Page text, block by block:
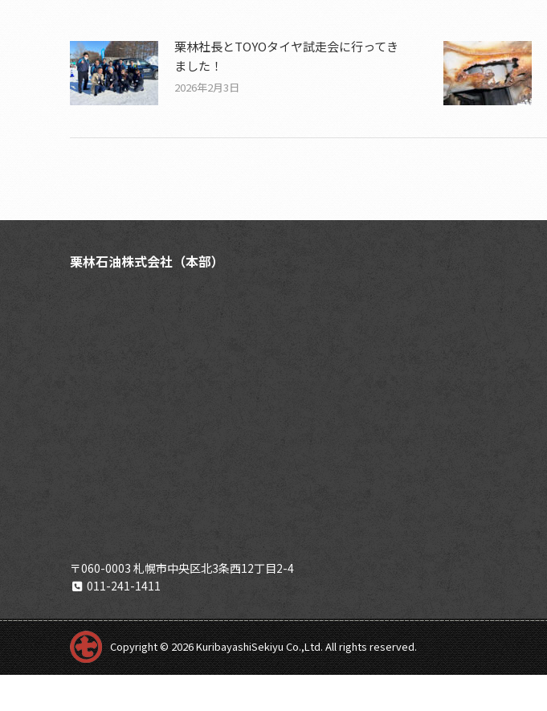
栗林社長とTOYOタイヤ試走会に行ってき
ました！
2026年2月3日
栗林石油株式会社（本部）
〒060-0003 札幌市中央区北3条西12丁目2-4
011-241-1411
Copyright ©2026 KuribayashiSekiyu Co.,Ltd. All rights reserved.